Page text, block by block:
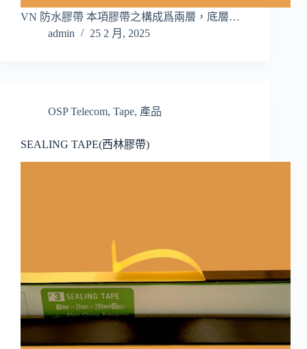
VN 防水膠帶 本項膠帶之構成爲兩層，底層…
admin
25 2 月, 2025
OSP Telecom, Tape, 產品
SEALING TAPE(西林膠帶)